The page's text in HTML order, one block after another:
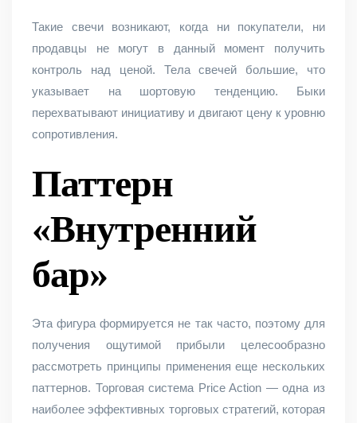
Такие свечи возникают, когда ни покупатели, ни
продавцы не могут в данный момент получить
контроль над ценой. Тела свечей большие, что
указывает на шортовую тенденцию. Быки
перехватывают инициативу и двигают цену к уровню
сопротивления.
Паттерн
«‎Внутренний
бар»
Эта фигура формируется не так часто, поэтому для
получения ощутимой прибыли целесообразно
рассмотреть принципы применения еще нескольких
паттернов. Торговая система Price Action — одна из
наиболее эффективных торговых стратегий, которая